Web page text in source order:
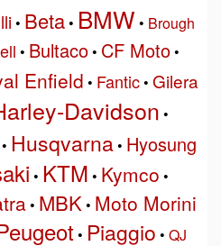
• Beta• BMW • Brough
• Bultaco• CF Moto•
Enfield • Fantic• Gilera
Davidson •
• Husqvarna• Hyosung
• KTM • Kymco •
• MBK• Moto Morini
• Piaggio • QJ